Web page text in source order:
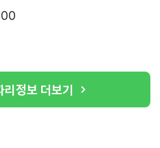
리정보 더보기